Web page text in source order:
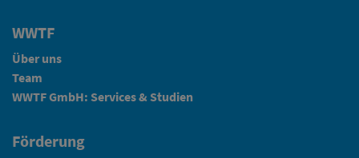
WWTF
Über uns
Team
WWTF GmbH: Services & Studien
Förderung